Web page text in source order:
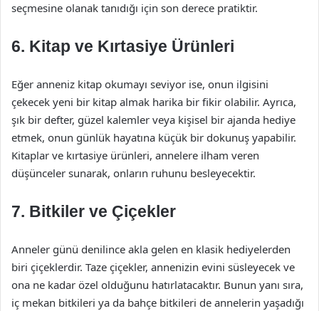
seçmesine olanak tanıdığı için son derece pratiktir.
6. Kitap ve Kırtasiye Ürünleri
Eğer anneniz kitap okumayı seviyor ise, onun ilgisini
çekecek yeni bir kitap almak harika bir fikir olabilir. Ayrıca,
şık bir defter, güzel kalemler veya kişisel bir ajanda hediye
etmek, onun günlük hayatına küçük bir dokunuş yapabilir.
Kitaplar ve kırtasiye ürünleri, annelere ilham veren
düşünceler sunarak, onların ruhunu besleyecektir.
7. Bitkiler ve Çiçekler
Anneler günü denilince akla gelen en klasik hediyelerden
biri çiçeklerdir. Taze çiçekler, annenizin evini süsleyecek ve
ona ne kadar özel olduğunu hatırlatacaktır. Bunun yanı sıra,
iç mekan bitkileri ya da bahçe bitkileri de annelerin yaşadığı